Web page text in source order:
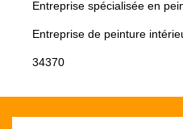
Entreprise spécialisée en
Entreprise de peinture
34370